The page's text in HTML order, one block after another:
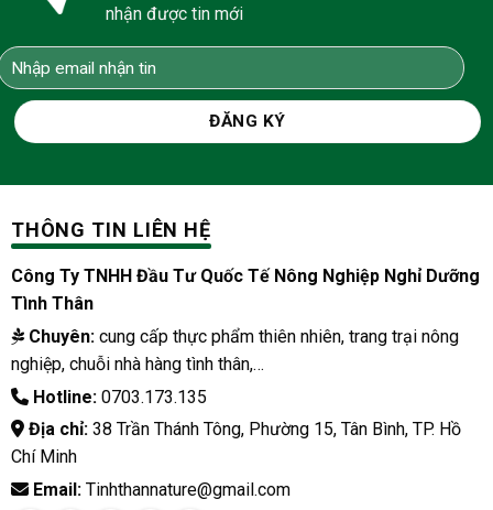
nhận được tin mới
THÔNG TIN LIÊN HỆ
Công Ty TNHH Đầu Tư Quốc Tế Nông Nghiệp Nghỉ Dưỡng
Tình Thân
Chuyên:cung cấp thực phẩm thiên nhiên, trang trại nông
nghiệp, chuỗi nhà hàng tình thân,…
Hotline:0703.173.135
Địa chỉ:38 Trần Thánh Tông, Phường 15, Tân Bình, TP. Hồ
Chí Minh
Email:Tinhthannature@gmail.com